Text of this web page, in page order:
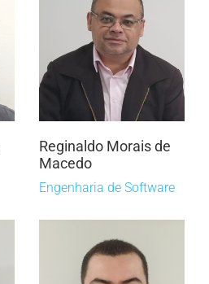
Reginaldo Morais de
Macedo
Engenharia de Software